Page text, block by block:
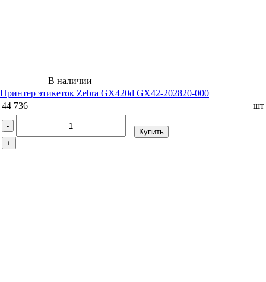
В наличии
Принтер этикеток Zebra GX420d GX42-202820-000
44 736
шт
-
+
Купить